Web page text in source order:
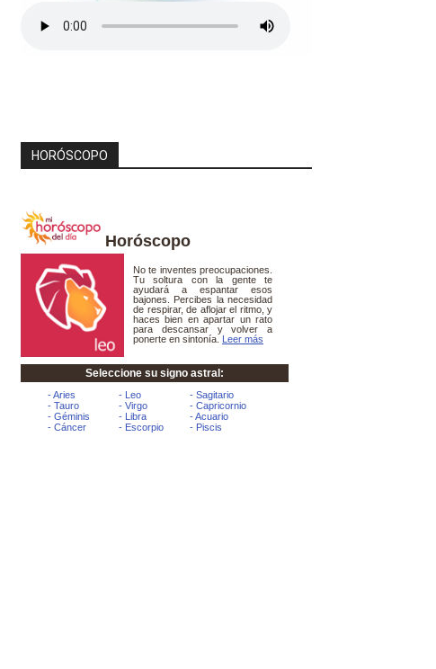
HORÓSCOPO
Horóscopo